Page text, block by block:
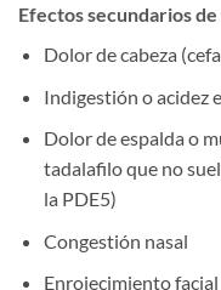
Efectos secundarios
Dolor de cabeza
Indigestión o acidez
Dolor de espalda o
tadalafilo que no
la PDE5)
Congestión nasal
Enrojecimiento facial